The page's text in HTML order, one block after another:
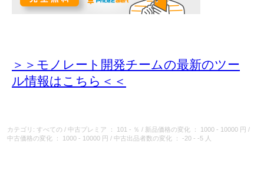
＞＞モノレート開発チームの最新のツー
ル情報はこちら＜＜
カテゴリ: すべての / 中古プレミア ： 101 - ％ / 新品価格の変化 ： 1000 - 10000 円
/
中古価格の変化
： 1000 - 10000 円 / 中古出品者数の変化 ： -20 - -5 人